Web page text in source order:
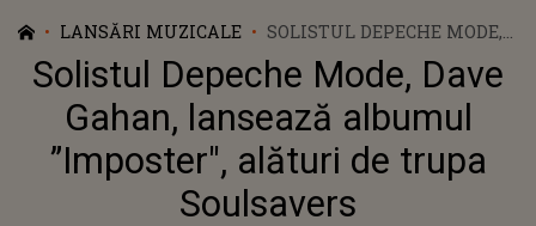
LANSĂRI MUZICALE
SOLISTUL DEPECHE MODE,
DAVE GAHAN, LANSEAZĂ
ALBUMUL ”IMPOSTER",
ALĂTURI DE TRUPA
SOULSAVERS
Solistul Depeche Mode, Dave
Gahan, lansează albumul
”Imposter", alături de trupa
Soulsavers